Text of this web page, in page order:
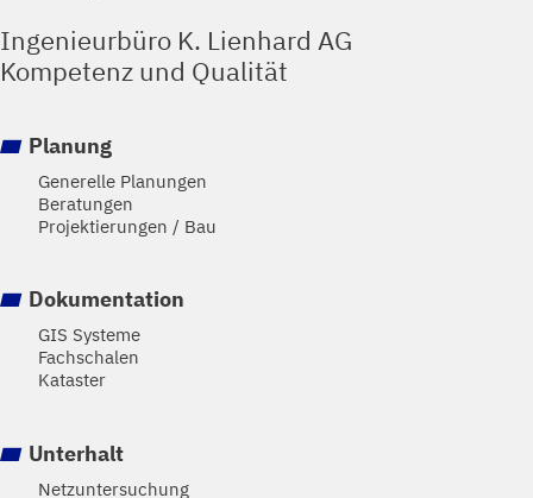
Ingenieurbüro K. Lienhard AG
Kompetenz und Qualität
Planung
Generelle Planungen
Beratungen
Projektierungen / Bau
Dokumentation
GIS Systeme
Fachschalen
Kataster
Unterhalt
Netzuntersuchung